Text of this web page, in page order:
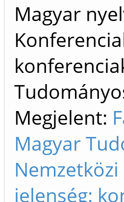
Magyar
Megjelent:
Magyar
jelenség: